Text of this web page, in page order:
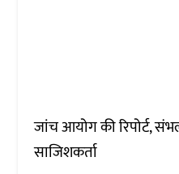
जांच आयोग की रिपोर्ट,
साजिशकर्ता